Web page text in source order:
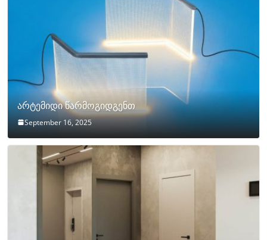
არტემიდი წარმოგიდგენთ
September 16, 2025